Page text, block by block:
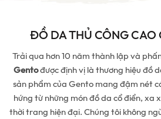
ĐỒ DA THỦ CÔNG CAO
Trải qua hơn 10 năm thành lập và
Gentođược định vị là thương hiệu đồ
sản phẩm của Gento mang đậm nét
hứng từ những món đồ da cổ điển, xa
thời trang hiện đại. Chúng tôi không